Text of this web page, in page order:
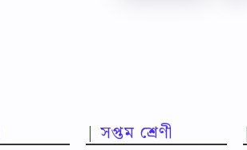
সপ্তম শ্রেণী